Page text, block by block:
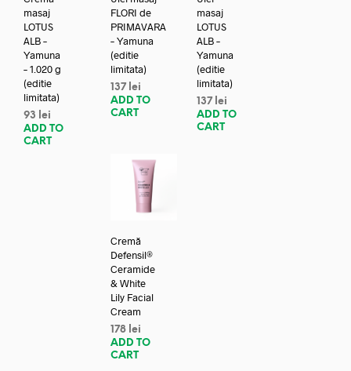
masaj
LOTUS
ALB –
Yamuna
– 1.020 g
(editie
limitata)
93
lei
ADD TO
CART
FLORI de
PRIMAVARA
– Yamuna
(editie
limitata)
137 lei
ADD TO
CART
masaj
LOTUS
ALB –
Yamuna
(editie
limitata)
137 lei
ADD TO
CART
Cremă
Defensil®
Ceramide
& White
Lily Facial
Cream
178 lei
ADD TO
CART